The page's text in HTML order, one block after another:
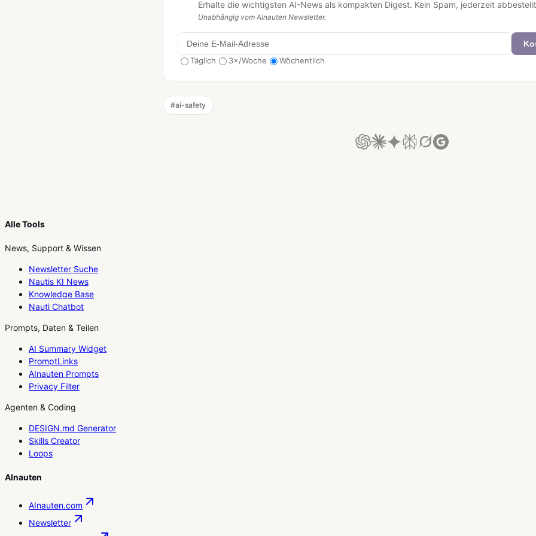
Erhalte die wichtigsten AI-News als kompakten Digest. Kein Spam, jederzeit
Unabhängig vom AInauten Newsletter.
Täglich
3×/Woche Wöchentlich
#ai-safety
Alle Tools
News, Support & Wissen
Newsletter Suche
Nautis KI News
Knowledge Base
Nauti Chatbot
Prompts, Daten & Teilen
AI Summary Widget
PromptLinks
AInauten Prompts
Privacy Filter
Agenten & Coding
DESIGN.md Generator
Skills Creator
Loops
AInauten
AInauten.com
Newsletter